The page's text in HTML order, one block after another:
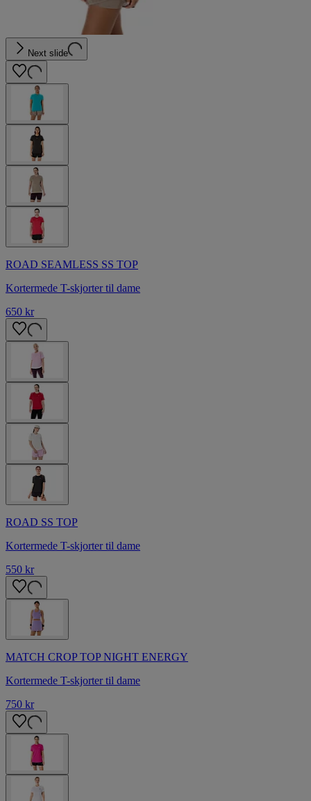
Next slide
ROAD SEAMLESS SS TOP
Kortermede T-skjorter til dame
650 kr
ROAD SS TOP
Kortermede T-skjorter til dame
550 kr
MATCH CROP TOP NIGHT ENERGY
Kortermede T-skjorter til dame
750 kr